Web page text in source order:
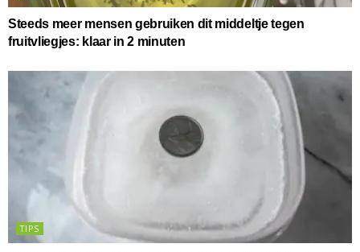
Steeds meer mensen gebruiken dit middeltje tegen
fruitvliegjes: klaar in 2 minuten
TIPS